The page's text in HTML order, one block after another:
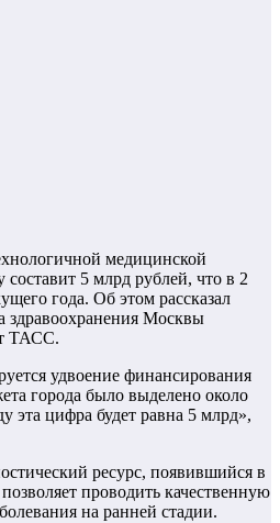
медицинской
5 млрд рублей, что в 2
года. Об этом рассказал
здравоохранения Москвы
ТАСС.
удвоение финансирования
города было выделено около
эта цифра будет равна 5 млрд»,
ресурс, появившийся в
проводить качественную
на ранней стадии.